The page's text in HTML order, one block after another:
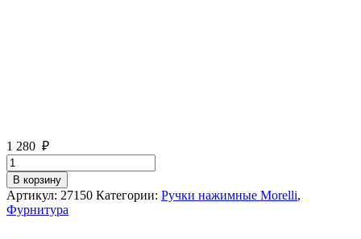
1 280 ₽
Количество
товара
Ручка
MH-
04
В корзину
Артикул: 27150 Категории: Ручки нажимные Morelli,
Фурнитура